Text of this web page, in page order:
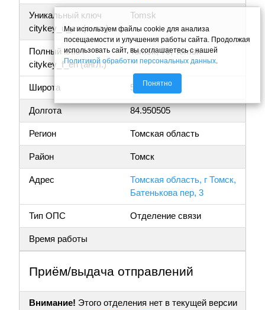
Уникальный ключ
citykey_u_en (англ.)
Tomsk
Полный ключ
citykey_f_en (англ.)
Tomsk, 70, Tomsk
Широта 56.484392
Долгота 84.950505
Регион Томская область
Район Томск
Адрес
Томская область, г Томск,
Батенькова пер, 3
Тип ОПС Отделение связи
Время работы
Приём/выдача отправлений
Внимание! Этого отделения нет в текущей версии
Мы используем файлы cookie для анализа
посещаемости и улучшения работы сайта. Продолжая
использовать сайт, вы соглашаетесь с нашей
Политикой обработки персональных данных.
Понятно